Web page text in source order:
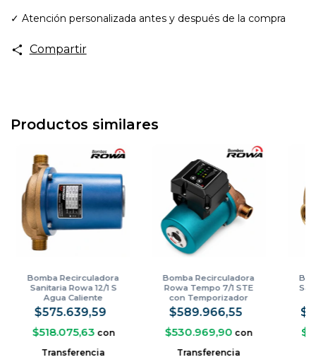
✓ Atención personalizada antes y después de la compra
Compartir
Productos similares
Bomba Recirculadora
Sanitaria Rowa 12/1 S
Agua Caliente
$575.639,59
$518.075,63 con
Transferencia
Bomba Recirculadora
Rowa Tempo 7/1 STE
con Temporizador
$589.966,55
$530.969,90 con
Transferencia